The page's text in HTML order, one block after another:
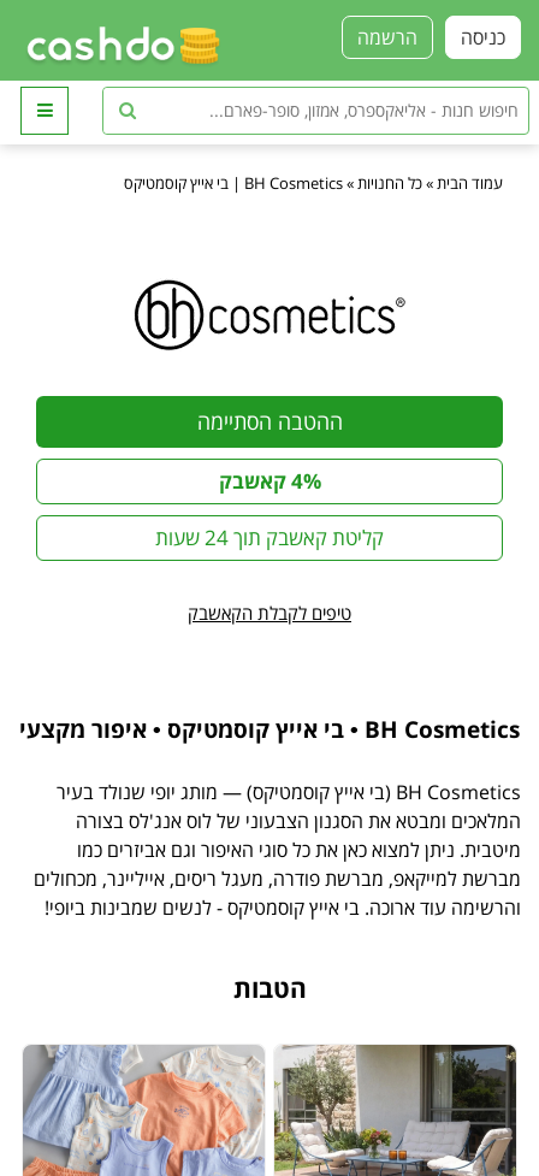
הרשמה כניסה
עמוד הבית »כל החנויות »BH Cosmetics | בי אייץ קוסמטיקס
ההטבה הסתיימה
4% קאשבק
קליטת קאשבק תוך 24 שעות
טיפים לקבלת הקאשבק
BH Cosmetics • בי אייץ קוסמטיקס • איפור מקצעי
BH Cosmetics (בי אייץ קוסמטיקס) — מותג יופי שנולד בעיר
המלאכים ומבטא את הסגנון הצבעוני של לוס אנג'לס בצורה
מיטבית. ניתן למצוא כאן את כל סוגי האיפור וגם אביזרים כמו
מברשת למייקאפ, מברשת פודרה, מעגל ריסים, אייליינר, מכחולים
והרשימה עוד ארוכה. בי אייץ קוסמטיקס - לנשים שמבינות ביופי!
הטבות